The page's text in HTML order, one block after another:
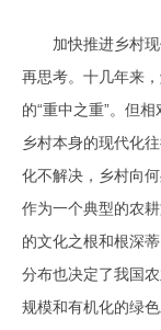
加快推进乡村现
再思考。十几年来
的“重中之重”。但
乡村本身的现代化
化不解决，乡村向
作为一个典型的农
的文化之根和根深
分布也决定了我国
规模和有机化的绿